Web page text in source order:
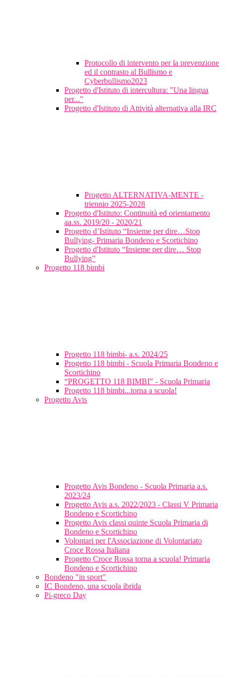
Protocollo di intervento per la prevenzione
ed il contrasto al Bullismo e
Cyberbullismo2023
Progetto d'Istituto di intercultura: "Una lingua
per..."
Progetto d'Istituto di Attività alternativa alla IRC
Progetto ALTERNATIVA-MENTE -
triennio 2025-2028
Progetto d'Istituto: Continuità ed orientamento
aa.ss. 2019/20 - 2020/21
Progetto d’Istituto “Insieme per dire…Stop
Bullying- Primaria Bondeno e Scortichino
Progetto d'Istituto “Insieme per dire… Stop
Bullying”
Progetto 118 bimbi
Progetto 118 bimbi- a.s. 2024/25
Progetto 118 bimbi - Scuola Primaria Bondeno e
Scortichino
“PROGETTO 118 BIMBI” - Scuola Primaria
Progetto 118 bimbi...torna a scuola!
Progetto Avis
Progetto Avis Bondeno - Scuola Primaria a.s.
2023/24
Progetto Avis a.s. 2022/2023 - Classi V Primaria
Bondeno e Scortichino
Progetto Avis classi quinte Scuola Primaria di
Bondeno e Scortichino
Volontari per l'Associazione di Volontariato
Croce Rossa Italiana
Progetto Croce Rossa torna a scuola! Primaria
Bondeno e Scortichino
Bondeno "in sport"
IC Bondeno, una scuola ibrida
Pi-greco Day